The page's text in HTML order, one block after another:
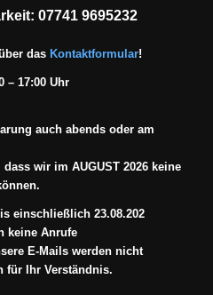
07741 9695232
das Kontaktformular!
– 17:00 Uhr
auch abends oder am
wir im AUGUST 2026 keine
einschließlich 23.08.202
keine Anrufe
E-Mails werden nicht
für Ihr Verständnis.